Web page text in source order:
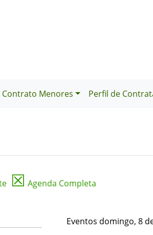
Contrato Menores Perfil de
☒ Agenda Completa
Eventos domingo, 8